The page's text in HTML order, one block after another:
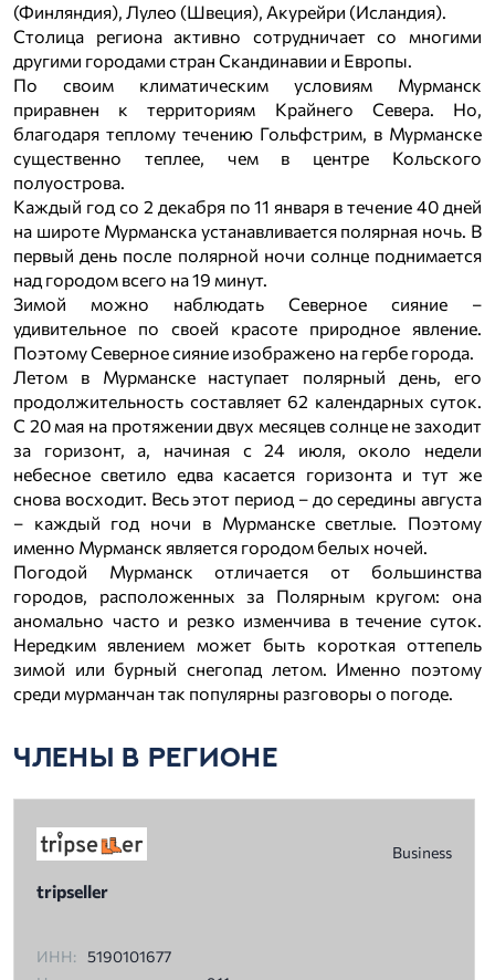
(Финляндия), Лулео (Швеция), Акурейри (Исландия).
Столица региона активно сотрудничает со многими
другими городами стран Скандинавии и Европы.
По своим климатическим условиям Мурманск
приравнен к территориям Крайнего Севера. Но,
благодаря теплому течению Гольфстрим, в Мурманске
существенно теплее, чем в центре Кольского
полуострова.
Каждый год со 2 декабря по 11 января в течение 40 дней
на широте Мурманска устанавливается полярная ночь. В
первый день после полярной ночи солнце поднимается
над городом всего на 19 минут.
Зимой можно наблюдать Северное сияние –
удивительное по своей красоте природное явление.
Поэтому Северное сияние изображено на гербе города.
Летом в Мурманске наступает полярный день, его
продолжительность составляет 62 календарных суток.
С 20 мая на протяжении двух месяцев солнце не заходит
за горизонт, а, начиная с 24 июля, около недели
небесное светило едва касается горизонта и тут же
снова восходит. Весь этот период – до середины августа
– каждый год ночи в Мурманске светлые. Поэтому
именно Мурманск является городом белых ночей.
Погодой Мурманск отличается от большинства
городов, расположенных за Полярным кругом: она
аномально часто и резко изменчива в течение суток.
Нередким явлением может быть короткая оттепель
зимой или бурный снегопад летом. Именно поэтому
среди мурманчан так популярны разговоры о погоде.
ЧЛЕНЫ В РЕГИОНЕ
Business
tripseller
ИНН: 5190101677